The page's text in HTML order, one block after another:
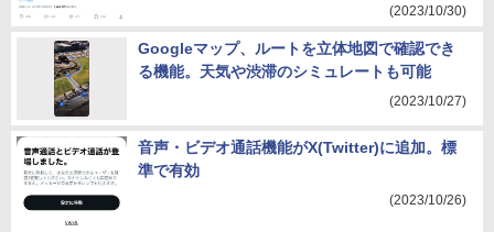
(2023/10/30)
Googleマップ、ルートを立体地図で確認でき
る機能。天気や渋滞のシミュレートも可能
(2023/10/27)
音声・ビデオ通話機能がX(Twitter)に追加。標
準で有効
(2023/10/26)